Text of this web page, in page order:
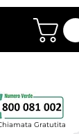
-
Gratutita